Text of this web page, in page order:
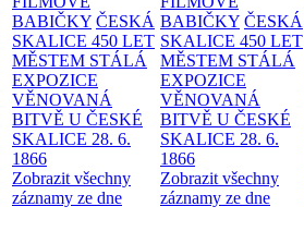
BABIČKY ČESKÁ
SKALICE 450 LET
MĚSTEM STÁLÁ
EXPOZICE
VĚNOVANÁ
BITVĚ U ČESKÉ
SKALICE 28. 6.
1866
Zobrazit všechny
záznamy ze dne
BABIČKY ČESKÁ
SKALICE 450 LET
MĚSTEM STÁLÁ
EXPOZICE
VĚNOVANÁ
BITVĚ U ČESKÉ
SKALICE 28. 6.
1866
Zobrazit všechny
záznamy ze dne